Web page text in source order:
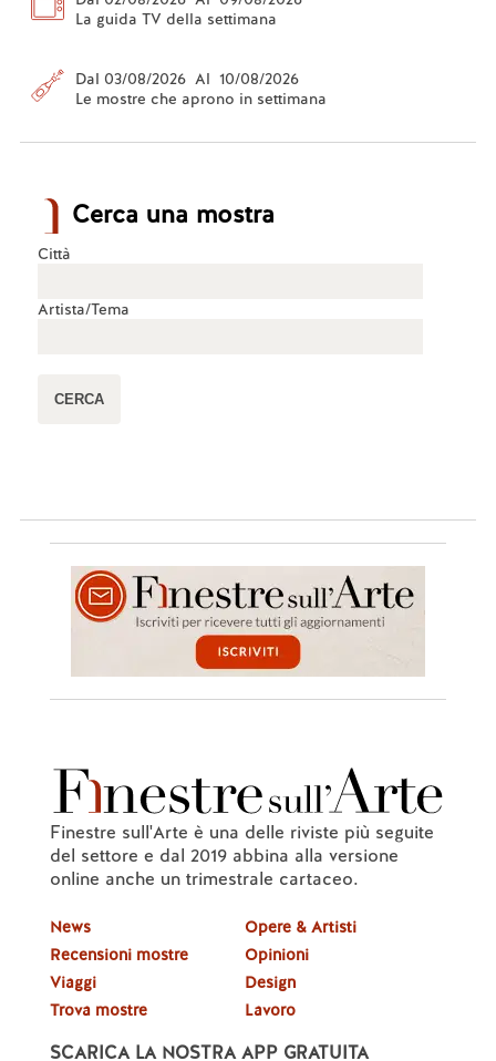
La guida TV della settimana
Dal 03/08/2026 Al 10/08/2026
Le mostre che aprono in settimana
Cerca una mostra
Città
Artista/Tema
Finestre sull'Arte è una delle riviste più seguite
del settore e dal 2019 abbina alla versione
online anche un trimestrale cartaceo.
News
Recensioni mostre
Viaggi
Trova mostre
Opere & Artisti
Opinioni
Design
Lavoro
SCARICA LA NOSTRA APP GRATUITA